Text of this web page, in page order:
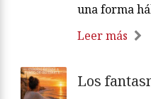
una forma
Leer más
Los